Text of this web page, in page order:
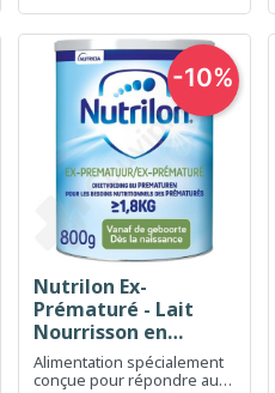
Aperçu rapide
Nutrilon Ex-
Prématuré - Lait
Nourrisson en
poudre 800 g
Alimentation spécialement
conçue pour répondre aux
-10%